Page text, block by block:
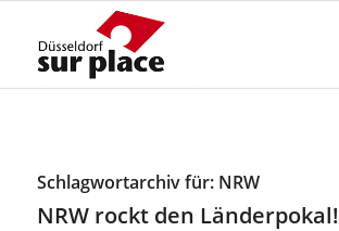
Schlagwortarchiv für: NRW
NRW rockt den Länderpokal!